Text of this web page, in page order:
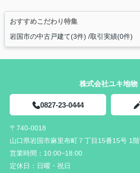
おすすめこだわり特集
岩国市の中古戸建て(3件) 取引実績(0件)
株式会社ユキ地物
0827-23-0444
〒740-0018
山口県岩国市麻里布町７丁目15番15号 1階
営業時間： 10:00~18:00
定休日： 日曜・祝日